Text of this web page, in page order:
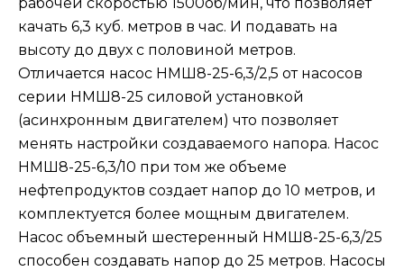
качать 6,3 куб. метров в час. И подавать на
высоту до двух с половиной метров.
Отличается насос НМШ8-25-6,3/2,5 от насосов
серии НМШ8-25 силовой установкой
(асинхронным двигателем) что позволяет
менять настройки создаваемого напора. Насос
НМШ8-25-6,3/10 при том же объеме
нефтепродуктов создает напор до 10 метров, и
комплектуется более мощным двигателем.
Насос объемный шестеренный НМШ8-25-6,3/25
способен создавать напор до 25 метров. Насосы